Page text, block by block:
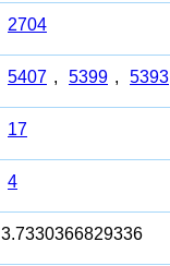
2704
5407 , 5399 , 5393
17
4
3.7330366829336